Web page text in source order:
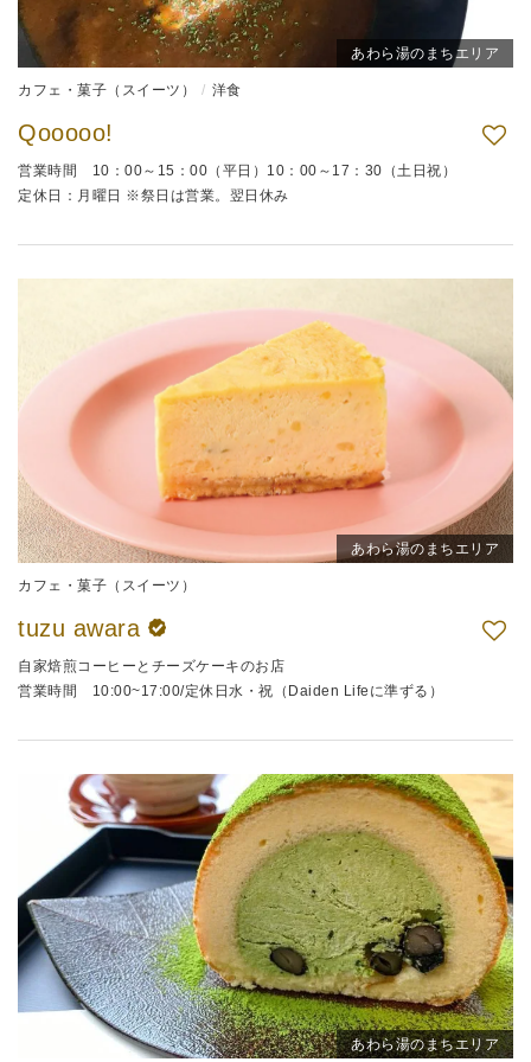
あわら湯のまちエリア
カフェ・菓子（スイーツ） 洋食
Qooooo!
営業時間 10：00～15：00（平日）10：00～17：30（土日祝）
定休日：月曜日 ※祭日は営業。翌日休み
あわら湯のまちエリア
カフェ・菓子（スイーツ）
tuzu awara
自家焙煎コーヒーとチーズケーキのお店
営業時間 10:00~17:00/定休日水・祝（Daiden Lifeに準ずる）
あわら湯のまちエリア